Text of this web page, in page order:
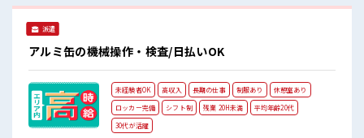
派遣
アルミ缶の機械操作・検査/日払いOK
未経験者OK 高収入 長期の仕事 制服あり
休憩室あり
ロッカー完備
シフト制 残業 20H未満
平均年齢20代
30代が活躍